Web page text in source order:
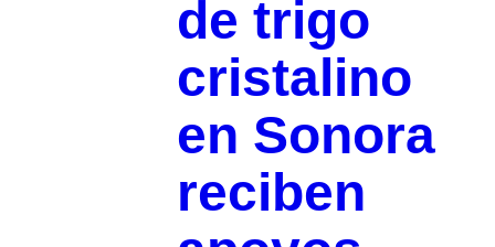
de trigo
cristalino
en Sonora
reciben